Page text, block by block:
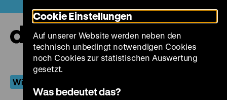
zum
Seiteninhalt
springen
Wiederentdeckt
Cookie Einstellungen
Auf unserer Website werden neben den
technisch unbedingt notwendigen Cookies
noch Cookies zur statistischen Auswertung
gesetzt.
Was bedeutet das?